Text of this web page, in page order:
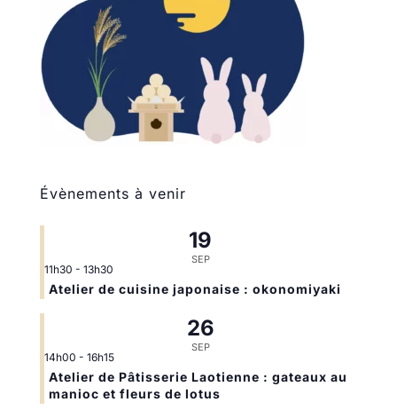
Évènements à venir
19
SEP
11h30 - 13h30
Atelier de cuisine japonaise : okonomiyaki
26
SEP
14h00 - 16h15
Atelier de Pâtisserie Laotienne : gateaux au
manioc et fleurs de lotus